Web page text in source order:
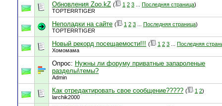
Обновления Zoo.kZ ( 1 2 3 Последняя страница)
TOPTERRTIGER
Неполадки на сайте ( 1 2 3 Последняя страница)
TOPTERRTIGER
Новый рекорд посещаемости!!! ( 1 2 3
Последняя
Хомомама
Опрос: Нужны ли форуму приватные запароленые
разделы\темы?
Admin
Как отредактировать свое сообщение????? ( 1 2)
larchik2000